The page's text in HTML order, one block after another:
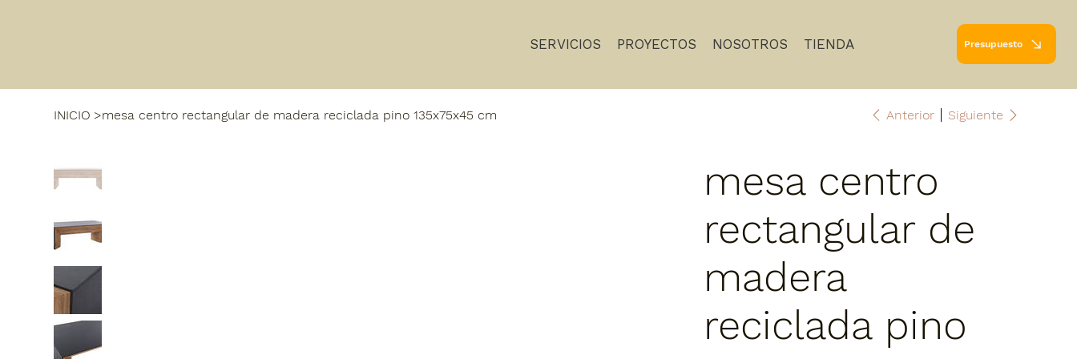
SERVICIOS PROYECTOS NOSOTROS TIENDA Presupuesto
INICIO >mesa centro rectangular de madera reciclada pino 135x75x45 cm Anterior Siguiente
mesa centro
rectangular de
madera
reciclada pino